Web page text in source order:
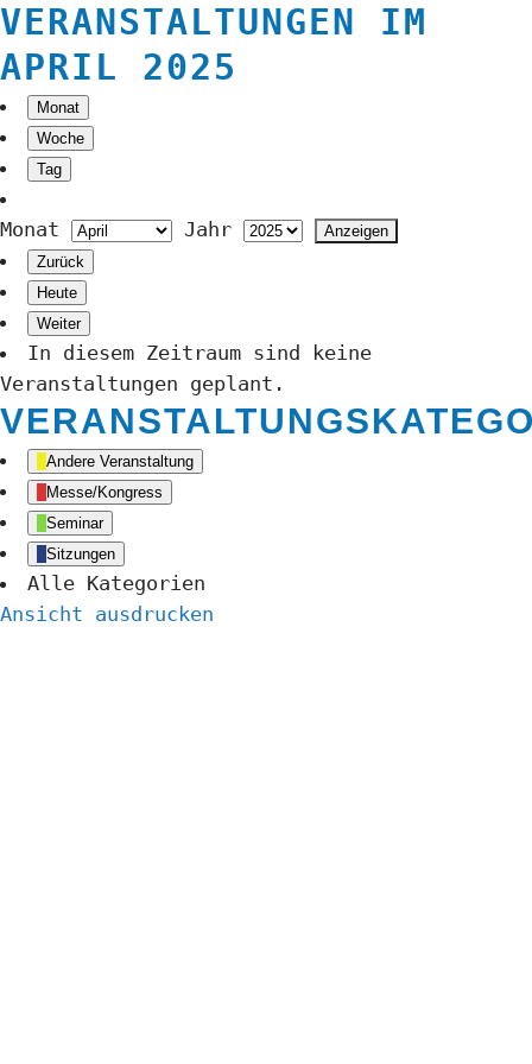
VERANSTALTUNGEN IM
APRIL 2025
Monat
Woche
Tag
Monat Jahr
Zurück
Heute
Weiter
In diesem Zeitraum sind keine
Veranstaltungen geplant.
Andere Veranstaltung
Messe/Kongress
Seminar
Sitzungen
Alle Kategorien
Ansicht ausdrucken